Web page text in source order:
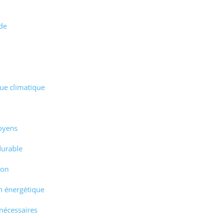
climatique
énergétique